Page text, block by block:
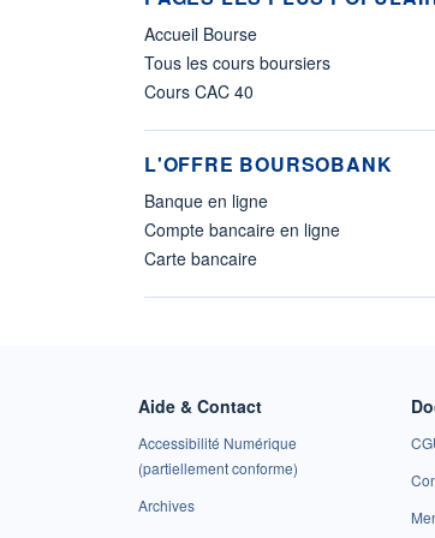
Accueil Bourse
Tous les cours boursiers
Cours CAC 40
L'OFFRE BOURSOBANK
Banque en ligne
Compte bancaire en ligne
Carte bancaire
Aide & Contact
Accessibilité Numérique
(partiellement conforme)
Archives